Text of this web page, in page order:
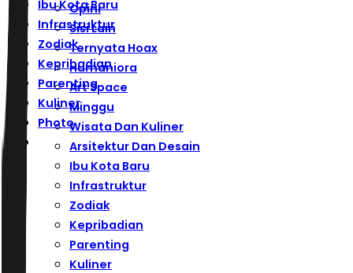
Ibu Kota Baru
Infrastruktur
Zodiak
Kepribadian
Parenting
Kuliner
Photo
Opini
Sisi Lain
Ternyata Hoax
Humaniora
Art Space
Minggu
Wisata Dan Kuliner
Arsitektur Dan Desain
Ibu Kota Baru
Infrastruktur
Zodiak
Kepribadian
Parenting
Kuliner